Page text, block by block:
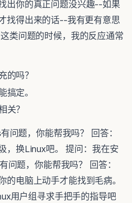
出你的真正问题没兴趣--如果
找得出来的话--我有更有意思
类问题的时候，我的反应通常
的吗？
搞定。
关？
问题，你能帮我吗？ 回答：
，换Linux吧。 提问：我在安
问题，你能帮我吗？ 回答：
的电脑上动手才能找到毛病。
用户组寻求手把手的指导吧